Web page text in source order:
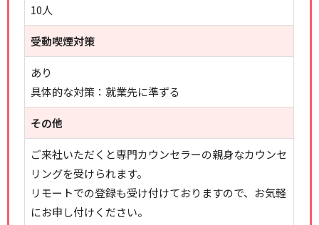
10人
受動喫煙対策
あり
具体的な対策：就業先に準ずる
その他
ご来社いただくと専門カウンセラーの親身なカウンセ
リングを受けられます。
リモートでの登録も受け付けておりますので、お気軽
にお申し付けください。